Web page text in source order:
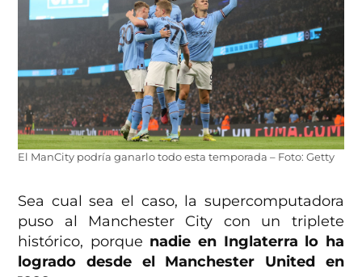
El ManCity podría ganarlo todo esta temporada – Foto: Getty
Sea cual sea el caso, la supercomputadora
puso al Manchester City con un triplete
histórico, porque nadie en Inglaterra lo ha
logrado desde el Manchester United en